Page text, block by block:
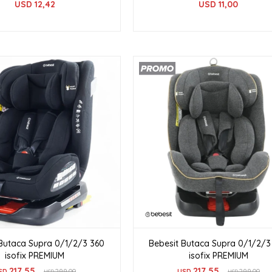
USD 12,42 USD 11,00
Supra 0/1/2/3 360
isofix PREMIUM
Bebesit Butaca Supra 0/1/2/3
isofix PREMIUM